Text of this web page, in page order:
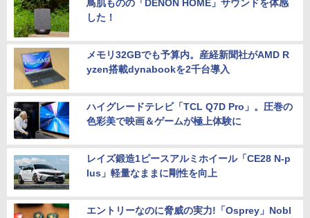
鳥肌ものの「DENON HOME」サウンドを体感
した！
メモリ32GBでも予算内。産経新聞社がAMD R
yzen搭載dynabookを2千台導入
ハイグレードテレビ「TCL Q7D Pro」。圧巻の
色彩美で映画＆ゲームが極上体験に
レイズ鍛造1ピースアルミホイール「CE28 N-p
lus」軽量なままに剛性を向上
エントリーなのに脅威の実力!「Osprey」Nobl